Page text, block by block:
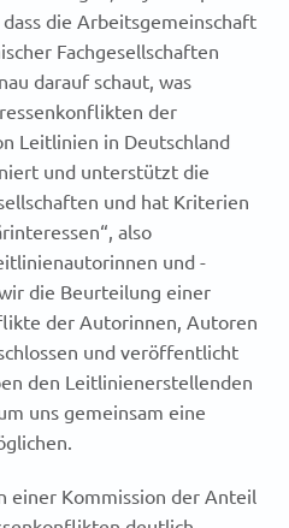
die Arbeitsgemeinschaft
Fachgesellschaften
darauf schaut, was
der
Leitlinien in Deutschland
und unterstützt die
und hat Kriterien
also
und -
die Beurteilung einer
der Autorinnen, Autoren
und veröffentlicht
den Leitlinienerstellenden
uns gemeinsam eine
einer Kommission der Anteil